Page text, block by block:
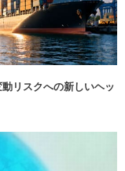
リスクへの新しいヘッ